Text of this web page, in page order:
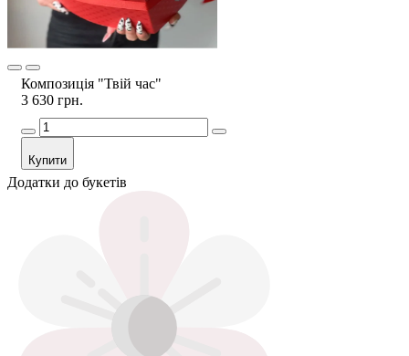
Композиція "Твій час"
3 630 грн.
Купити
Додатки до букетів